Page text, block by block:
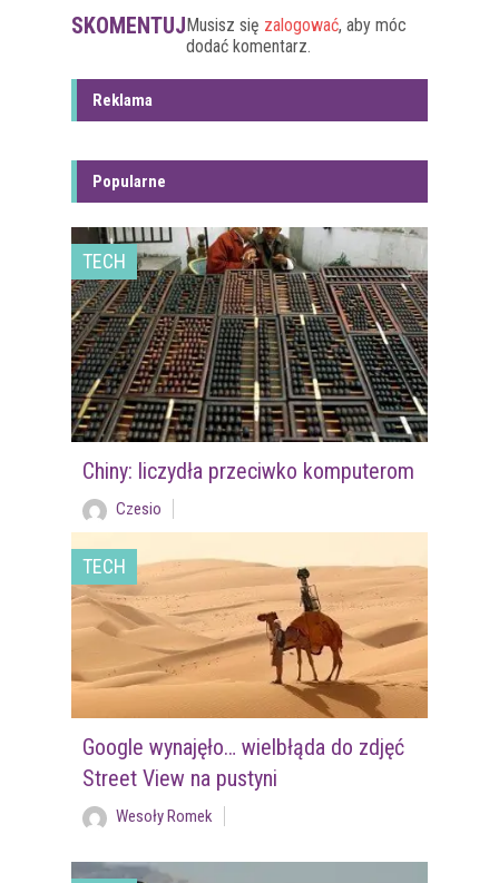
SKOMENTUJMusisz się zalogować, aby móc
dodać komentarz.
Reklama
Popularne
TECH
Chiny: liczydła przeciwko komputerom
Czesio
TECH
Google wynajęło… wielbłąda do zdjęć
Street View na pustyni
Wesoły Romek